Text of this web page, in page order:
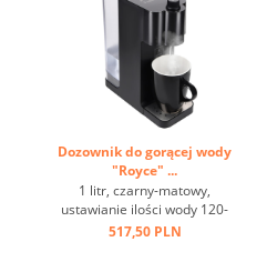
Dozownik do gorącej wody
"Royce" ...
1 litr, czarny-matowy,
ustawianie ilości wody 120-
220 ml ...
517,50 PLN